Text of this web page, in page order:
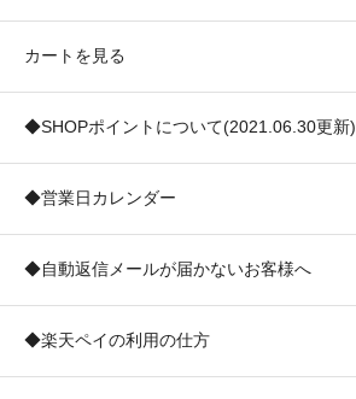
カートを見る
◆SHOPポイントについて(2021.06.30更新)
◆営業日カレンダー
◆自動返信メールが届かないお客様へ
◆楽天ペイの利用の仕方